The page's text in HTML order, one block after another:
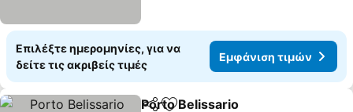
Επιλέξτε ημερομηνίες, για να
δείτε τις ακριβείς τιμές
Εμφάνιση τιμών
Porto Belissario